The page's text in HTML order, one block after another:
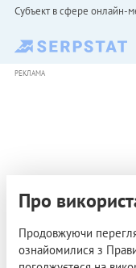
Субъект в сфере онлайн-
РЕКЛАМА
Про
Продовжуючи
ознайомилися з